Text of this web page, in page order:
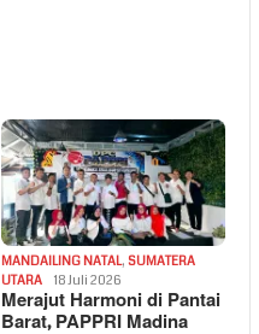
MANDAILING NATAL, SUMATERA
UTARA
18 Juli 2026
Merajut Harmoni di Pantai
Barat, PAPPRI Madina